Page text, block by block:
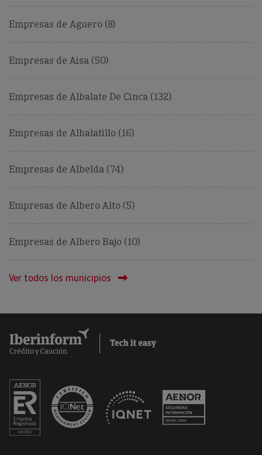
Empresas de Aguero (8)
Empresas de Aisa (50)
Empresas de Albalate De Cinca (132)
Empresas de Albalatillo (16)
Empresas de Albelda (74)
Empresas de Albero Alto (5)
Empresas de Albero Bajo (10)
Ver todos los municipios